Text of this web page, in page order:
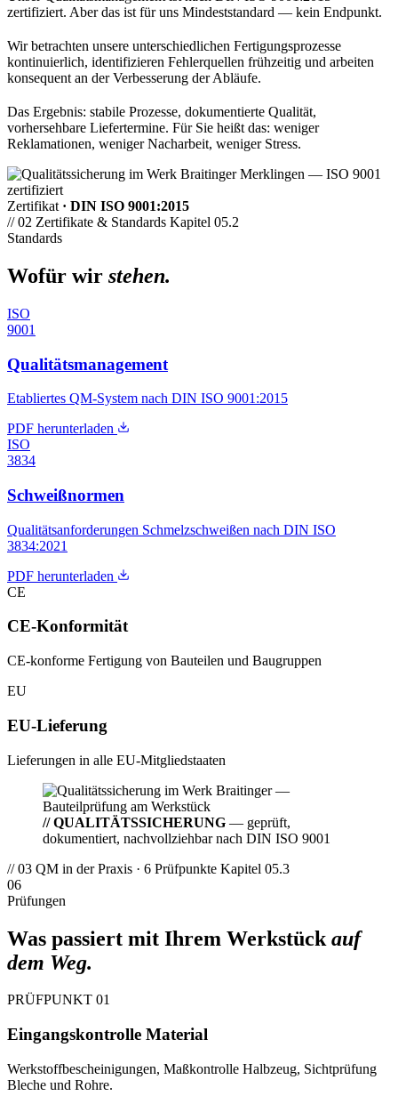
zertifiziert. Aber das ist für uns Mindeststandard — kein Endpunkt.
Wir betrachten unsere unterschiedlichen Fertigungs­prozesse
kontinuierlich, identifizieren Fehler­quellen frühzeitig und arbeiten
konsequent an der Verbesserung der Abläufe.
Das Ergebnis: stabile Prozesse, dokumentierte Qualität,
vorhersehbare Liefertermine. Für Sie heißt das: weniger
Reklamationen, weniger Nacharbeit, weniger Stress.
Zertifikat · DIN ISO 9001:2015
// 02 Zertifikate & Standards Kapitel 05.2
Standards
Wofür wir stehen.
ISO
9001
Qualitäts­management
Etabliertes QM-System nach DIN ISO 9001:2015
PDF herunterladen
ISO
3834
Schweißnormen
Qualitätsanforderungen Schmelzschweißen nach DIN ISO
3834:2021
PDF herunterladen
CE
CE-Konformität
CE-konforme Fertigung von Bauteilen und Baugruppen
EU
EU-Lieferung
Lieferungen in alle EU-Mitgliedstaaten
// QUALITÄTSSICHERUNG — geprüft,
dokumentiert, nachvollziehbar nach DIN ISO 9001
// 03 QM in der Praxis · 6 Prüfpunkte Kapitel 05.3
06
Prüfungen
Was passiert mit Ihrem Werkstück auf
dem Weg.
PRÜFPUNKT 01
Eingangskontrolle Material
Werkstoff­bescheinigungen, Maß­kontrolle Halbzeug, Sicht­prüfung
Bleche und Rohre.